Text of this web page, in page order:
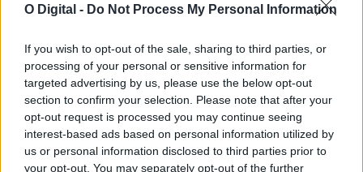
O Digital - Do Not Process My Personal Information
If you wish to opt-out of the sale, sharing to third parties, or
processing of your personal or sensitive information for
targeted advertising by us, please use the below opt-out
section to confirm your selection. Please note that after your
opt-out request is processed you may continue seeing
interest-based ads based on personal information utilized by
us or personal information disclosed to third parties prior to
your opt-out. You may separately opt-out of the further